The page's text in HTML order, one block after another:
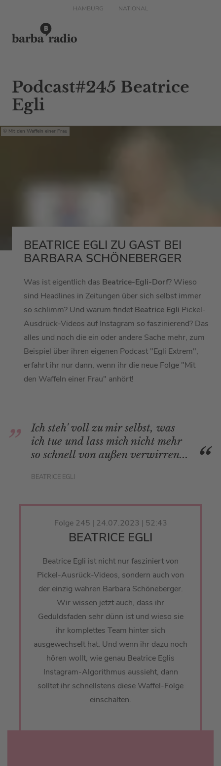
HAMBURG NATIONAL
Podcast#245 Beatrice
Egli
Mit den Waffeln einer Frau
BEATRICE EGLI ZU GAST BEI
BARBARA SCHÖNEBERGER
Was ist eigentlich das Beatrice-Egli-Dorf? Wieso
sind Headlines in Zeitungen über sich selbst immer
so schlimm? Und warum findet Beatrice Egli Pickel-
Ausdrück-Videos auf Instagram so faszinierend? Das
alles und noch die ein oder andere Sache mehr, zum
Beispiel über ihren eigenen Podcast "Egli Extrem",
erfahrt ihr nur dann, wenn ihr die neue Folge "Mit
den Waffeln einer Frau" anhört!
Ich steh' voll zu mir selbst, was
ich tue und lass mich nicht mehr
so schnell von außen verwirren...
BEATRICE EGLI
Folge 245 | 24.07.2023 | 52:43
BEATRICE EGLI
Beatrice Egli ist nicht nur fasziniert von
Pickel-Ausrück-Videos, sondern auch von
der einzig wahren Barbara Schöneberger.
Wir wissen jetzt auch, dass ihr
Geduldsfaden sehr dünn ist und wieso sie
ihr komplettes Team hinter sich
ausgewechselt hat. Und wenn ihr dazu noch
hören wollt, wie genau Beatrice Eglis
Instagram-Algorithmus aussieht, dann
solltet ihr schnellstens diese Waffel-Folge
einschalten.